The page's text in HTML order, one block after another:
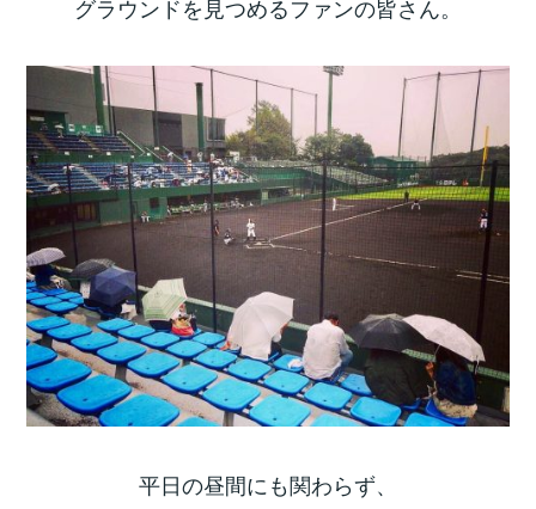
グラウンドを見つめるファンの皆さん。
平日の昼間にも関わらず、